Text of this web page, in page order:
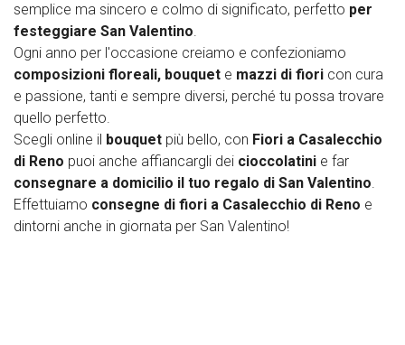
semplice ma sincero e colmo di significato, perfetto per
festeggiare San Valentino.
Ogni anno per l'occasione creiamo e confezioniamo
composizioni floreali, bouquet e mazzi di fiori con cura
e passione, tanti e sempre diversi, perché tu possa trovare
quello perfetto.
Scegli online il bouquet più bello, con Fiori a Casalecchio
di Reno puoi anche affiancargli dei cioccolatini e far
consegnare a domicilio il tuo regalo di San Valentino.
Effettuiamo consegne di fiori a Casalecchio di Reno e
dintorni anche in giornata per San Valentino!